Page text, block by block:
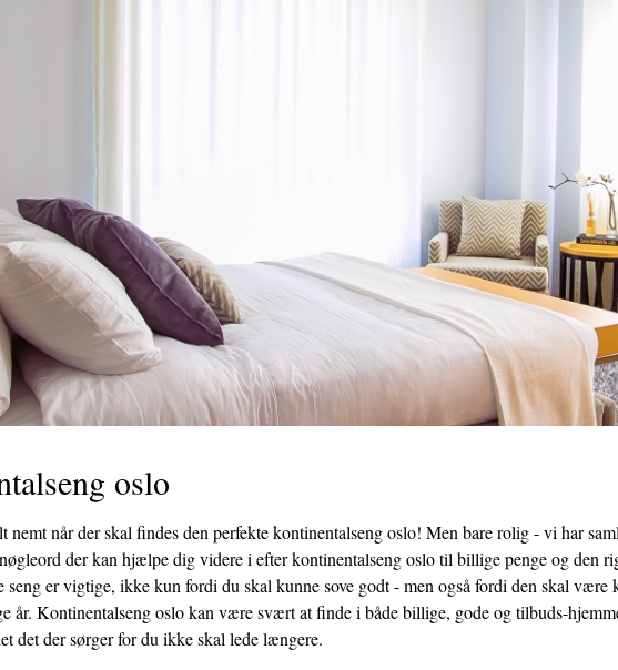
oslo
nemt når der skal findes den perfekte kontinentalseng oslo! Men bare rolig - vi har
der kan hjælpe dig videre i efter kontinentalseng oslo til billige penge og den
er vigtige, ikke kun fordi du skal kunne sove godt - men også fordi den skal være
år. Kontinentalseng oslo kan være svært at finde i både billige, gode og tilbuds-
det der sørger for du ikke skal lede længere.